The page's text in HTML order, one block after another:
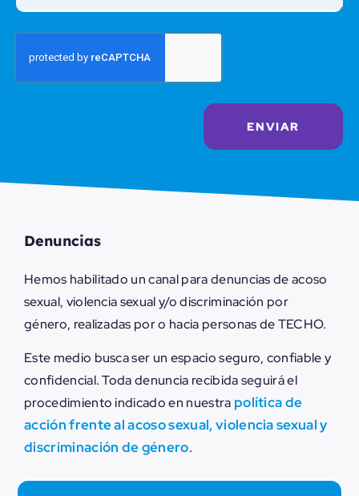
ENVIAR
Denuncias
Hemos habilitado un canal paradenuncias de acoso
sexual, violencia sexual y/o discriminación por
género, realizadas por o hacia personas de TECHO.
Este medio busca ser un espacio seguro, confiable y
confidencial. Toda denuncia recibida seguirá el
procedimiento indicado en nuestra política de
acción frente al acoso sexual, violencia sexual y
discriminación de género.